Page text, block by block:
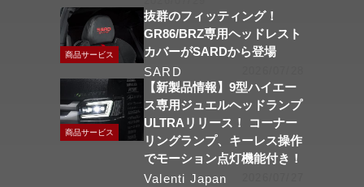
商品サービス
抜群のフィッティング！
GR86/BRZ専用ヘッドレスト
カバーがSARDから登場
SARD
商品サービス
【新製品情報】9型ハイエー
ス専用ジュエルヘッドランプ
ULTRAリリース！ コーナー
リングランプ、キーレス操作
でモーション点灯機能付き！
Valenti Japan